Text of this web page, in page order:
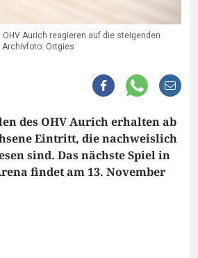
Aurich reagieren auf die steigenden
Ortgies
des OHV Aurich erhalten ab
Eintritt, die nachweislich
sind. Das nächste Spiel in
findet am 13. November